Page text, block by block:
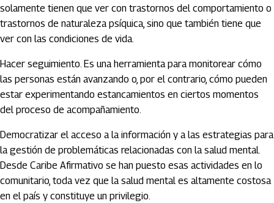
solamente tienen que ver con trastornos del comportamiento o
trastornos de naturaleza psíquica, sino que también tiene que
ver con las condiciones de vida.
Hacer seguimiento. Es una herramienta para monitorear cómo
las personas están avanzando o, por el contrario, cómo pueden
estar experimentando estancamientos en ciertos momentos
del proceso de acompañamiento.
Democratizar el acceso a la información y a las estrategias para
la gestión de problemáticas relacionadas con la salud mental.
Desde Caribe Afirmativo se han puesto esas actividades en lo
comunitario, toda vez que la salud mental es altamente costosa
en el país y constituye un privilegio.